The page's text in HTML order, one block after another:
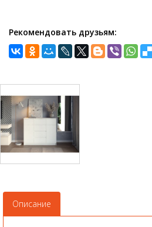
Рекомендовать друзьям:
Описание